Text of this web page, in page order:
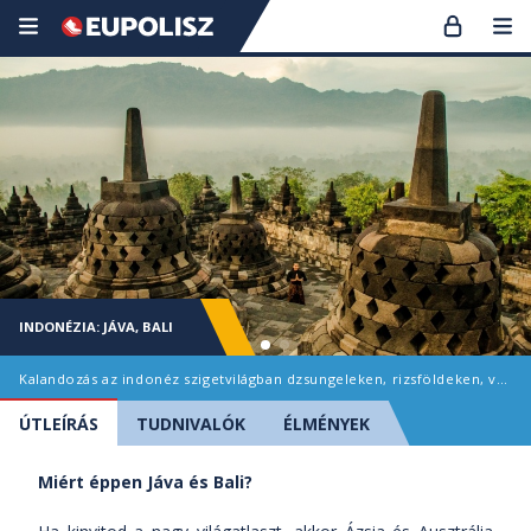
INDONÉZIA: JÁVA, BALI
Kalandozás az indonéz szigetvilágban dzsungeleken, rizsföldeken, vulkánokon át
ÚTLEÍRÁS TUDNIVALÓK ÉLMÉNYEK
Miért éppen Jáva és Bali?